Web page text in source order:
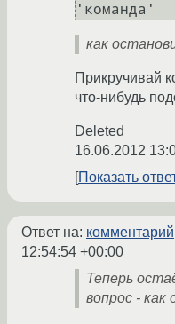
'команда'
как
Прикручивай
что-нибудь
Deleted
16.06.2012
Показать
Ответ на: комментарий
12:54:54 +00:00
Теперь
вопрос - как